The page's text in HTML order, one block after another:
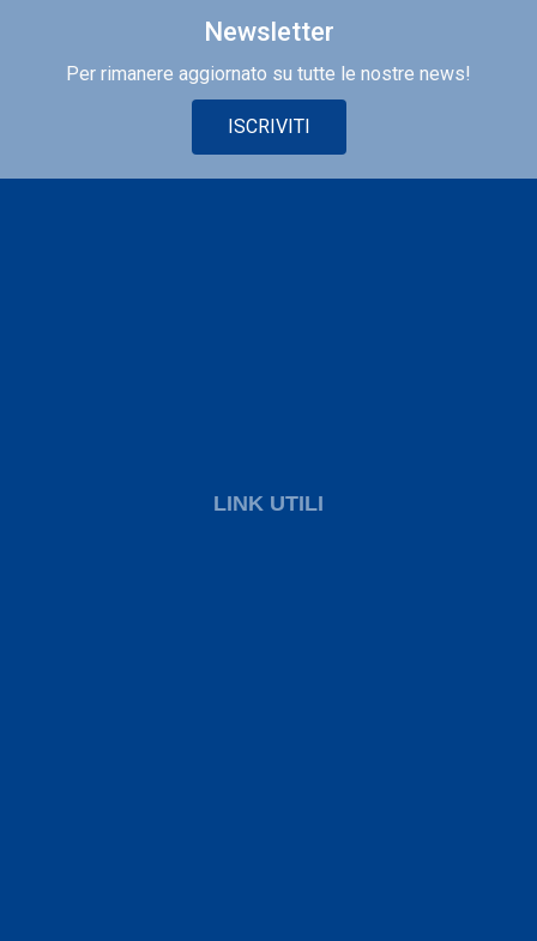
Newsletter
Per rimanere aggiornato su tutte le nostre news!
ISCRIVITI
LINK UTILI